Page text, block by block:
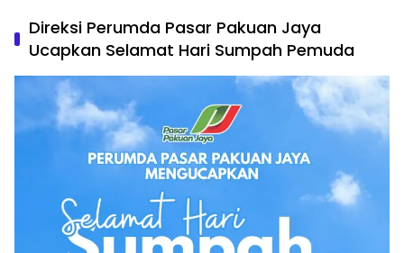
Direksi Perumda Pasar Pakuan Jaya
Ucapkan Selamat Hari Sumpah Pemuda